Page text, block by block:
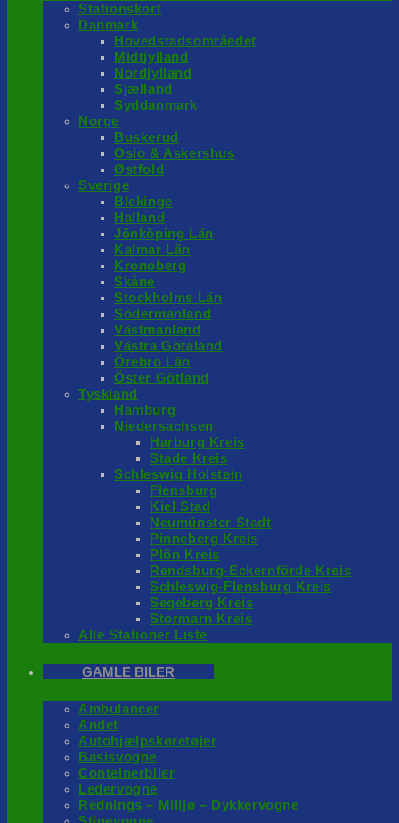
Stationskort
Danmark
Hovedstadsområedet
Midtjylland
Nordjylland
Sjælland
Syddanmark
Norge
Buskerud
Oslo & Askershus
Østfold
Sverige
Blekinge
Halland
Jönköping Län
Kalmar Län
Kronoberg
Skåne
Stockholms Län
Södermanland
Västmanland
Västra Götaland
Örebro Län
Öster Götland
Tyskland
Hamburg
Niedersachsen
Harburg Kreis
Stade Kreis
Schleswig Holstein
Flensburg
Kiel Stad
Neumünster Stadt
Pinneberg Kreis
Plön Kreis
Rendsburg-Eckernförde Kreis
Schleswig-Flensburg Kreis
Segeberg Kreis
Stormarn Kreis
Alle Stationer Liste
GAMLE BILER
Ambulancer
Andet
Autohjælpskøretøjer
Basisvogne
Conteinerbiler
Ledervogne
Rednings – Milijø – Dykkervogne